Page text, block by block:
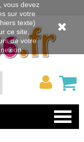
Rechercher
Mon
vous devez
sur votre
texte)
ce site,
de votre